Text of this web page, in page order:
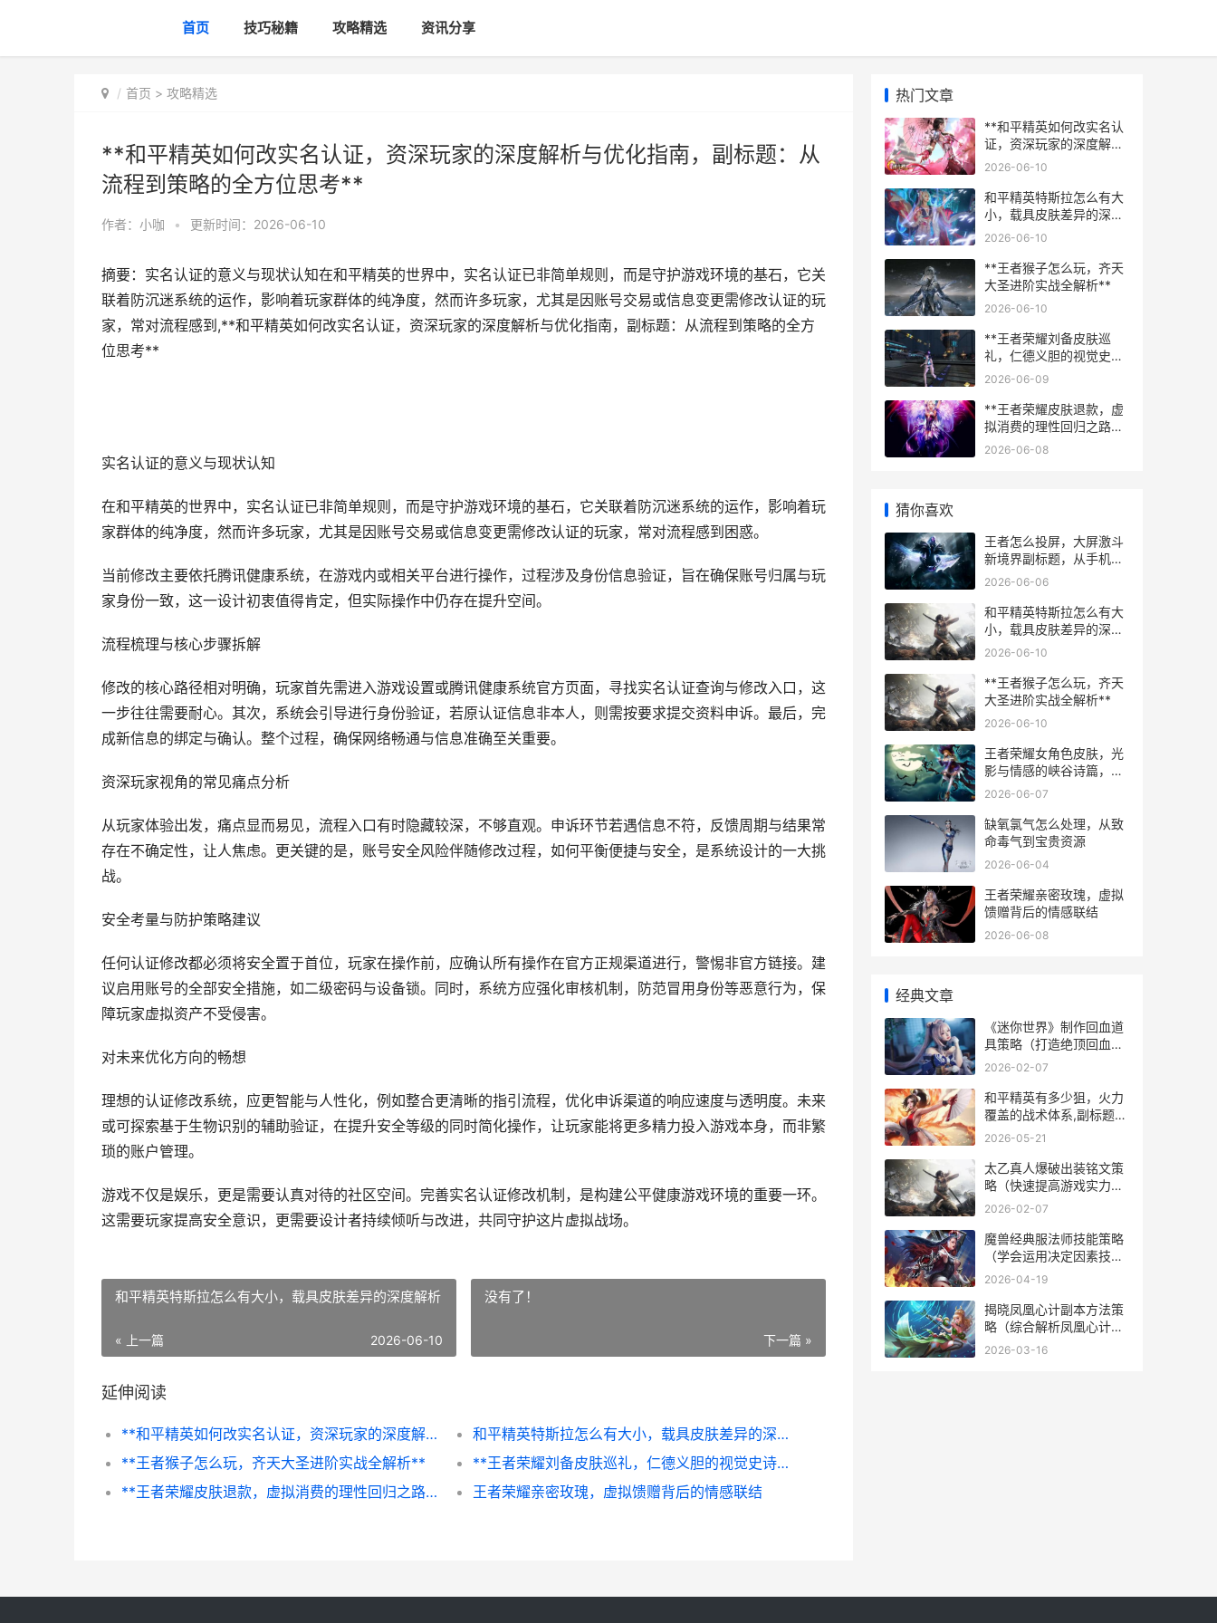
首页 技巧秘籍 攻略精选 资讯分享
首页 > 攻略精选
**和平精英如何改实名认证，资深玩家的深度解析与优化指南，副标题：从
流程到策略的全方位思考**
作者： 小咖 • 更新时间：2026-06-10
摘要：实名认证的意义与现状认知在和平精英的世界中，实名认证已非简单规则，而是守护游戏环境的基石，它关
联着防沉迷系统的运作，影响着玩家群体的纯净度，然而许多玩家，尤其是因账号交易或信息变更需修改认证的玩
家，常对流程感到,**和平精英如何改实名认证，资深玩家的深度解析与优化指南，副标题：从流程到策略的全方
位思考**
实名认证的意义与现状认知
在和平精英的世界中，实名认证已非简单规则，而是守护游戏环境的基石，它关联着防沉迷系统的运作，影响着玩
家群体的纯净度，然而许多玩家，尤其是因账号交易或信息变更需修改认证的玩家，常对流程感到困惑。
当前修改主要依托腾讯健康系统，在游戏内或相关平台进行操作，过程涉及身份信息验证，旨在确保账号归属与玩
家身份一致，这一设计初衷值得肯定，但实际操作中仍存在提升空间。
流程梳理与核心步骤拆解
修改的核心路径相对明确，玩家首先需进入游戏设置或腾讯健康系统官方页面，寻找实名认证查询与修改入口，这
一步往往需要耐心。其次，系统会引导进行身份验证，若原认证信息非本人，则需按要求提交资料申诉。最后，完
成新信息的绑定与确认。整个过程，确保网络畅通与信息准确至关重要。
资深玩家视角的常见痛点分析
从玩家体验出发，痛点显而易见，流程入口有时隐藏较深，不够直观。申诉环节若遇信息不符，反馈周期与结果常
存在不确定性，让人焦虑。更关键的是，账号安全风险伴随修改过程，如何平衡便捷与安全，是系统设计的一大挑
战。
安全考量与防护策略建议
任何认证修改都必须将安全置于首位，玩家在操作前，应确认所有操作在官方正规渠道进行，警惕非官方链接。建
议启用账号的全部安全措施，如二级密码与设备锁。同时，系统方应强化审核机制，防范冒用身份等恶意行为，保
障玩家虚拟资产不受侵害。
对未来优化方向的畅想
理想的认证修改系统，应更智能与人性化，例如整合更清晰的指引流程，优化申诉渠道的响应速度与透明度。未来
或可探索基于生物识别的辅助验证，在提升安全等级的同时简化操作，让玩家能将更多精力投入游戏本身，而非繁
琐的账户管理。
游戏不仅是娱乐，更是需要认真对待的社区空间。完善实名认证修改机制，是构建公平健康游戏环境的重要一环。
这需要玩家提高安全意识，更需要设计者持续倾听与改进，共同守护这片虚拟战场。
和平精英特斯拉怎么有大小，载具皮肤差异的深度解析
« 上一篇 2026-06-10
没有了！
下一篇 »
延伸阅读
**和平精英如何改实名认证，资深玩家的深度解析与优化指南，副标题：从流程到策略的全方位思考**
和平精英特斯拉怎么有大小，载具皮肤差异的深度解析
**王者猴子怎么玩，齐天大圣进阶实战全解析**
**王者荣耀刘备皮肤巡礼，仁德义胆的视觉史诗**
**王者荣耀皮肤退款，虚拟消费的理性回归之路，玩家权益与商业逻辑的博弈**
王者荣耀亲密玫瑰，虚拟馈赠背后的情感联结
热门文章
**和平精英如何改实名认
证，资深玩家的深度解析
与优化指南，副标题：从
**
2026-06-10
和平精英特斯拉怎么有大
小，载具皮肤差异的深度
解析
2026-06-10
**王者猴子怎么玩，齐天
大圣进阶实战全解析**
2026-06-10
**王者荣耀刘备皮肤巡
礼，仁德义胆的视觉史诗
**
2026-06-09
**王者荣耀皮肤退款，虚
拟消费的理性回归之路，
玩家权益与商业逻辑的博
2026-06-08
猜你喜欢
王者怎么投屏，大屏激斗
新境界副标题，从手机小
屏到沉浸巨幕的实战指南
2026-06-06
和平精英特斯拉怎么有大
小，载具皮肤差异的深度
解析
2026-06-10
**王者猴子怎么玩，齐天
大圣进阶实战全解析**
2026-06-10
王者荣耀女角色皮肤，光
影与情感的峡谷诗篇，副
标题，指尖绽放的虚拟美
2026-06-07
缺氧氯气怎么处理，从致
命毒气到宝贵资源
2026-06-04
王者荣耀亲密玫瑰，虚拟
馈赠背后的情感联结
2026-06-08
经典文章
《迷你世界》制作回血道
具策略（打造绝顶回血道
具！迷你世界中的生命之
制作
2026-02-07
和平精英有多少狙，火力
覆盖的战术体系,副标题，
狙击武器深度解析与战场
2026-05-21
太乙真人爆破出装铭文策
略（快速提高游戏实力的
装备选择和铭文诀窍） 太
炸
2026-02-07
魔兽经典服法师技能策略
（学会运用决定因素技
能，成为无人能敌法
2026-04-19
揭晓凤凰心计副本方法策
略（综合解析凤凰心计副
本方法，助您游刃有余）
2026-03-16